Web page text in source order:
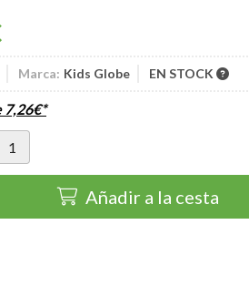
Marca: Kids Globe EN STOCK
7,26€*
Añadir a la cesta